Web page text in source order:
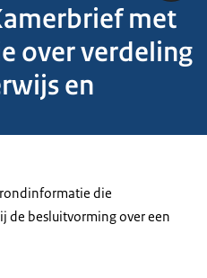
met
over verdeling
en
die
de besluitvorming over een